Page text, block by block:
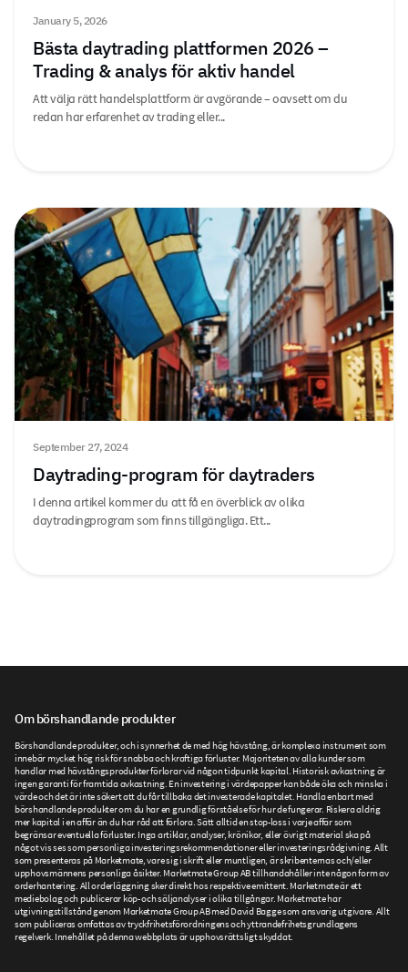
January 5, 2026
Bästa daytrading plattformen 2026 –
Trading & analys för aktiv handel
Att välja rätt handelsplattform är avgörande – oavsett om du
redan har erfarenhet av trading eller...
September 27, 2024
Daytrading-program för daytraders
I denna artikel kommer du att få en överblick av olika
daytradingprogram som finns tillgängliga. Ett...
Om börshandlande produkter
Börshandlande produkter, och i synnerhet de med hög hävstång, är komplexa instrument som
innebär mycket hög risk för snabba och kraftiga förluster. Majoriteten av alla kunder som
handlar med hävstångsprodukter förlorar vid någon tidpunkt kapital. Historisk avkastning är
ingen garanti för framtida avkastning. En investering i värdepapper kan både öka och minska i
värde och det är inte säkert att du får tillbaka det investerade kapitalet. Handla enbart med
börshandlande produkter om du har en grundlig förståelse för hur de fungerar. Riskera aldrig
mer kapital i en affär än du har råd att förlora. Sätt alltid en stop-loss i varje affär som
begränsar eventuella förluster. Inga artiklar, analyser, krönikor, eller övrigt material ska på
något vis ses som personliga investeringsrekommendationer eller investeringsrådgivning. Allt
som presenteras på Marketmate, vare sig i skrift eller muntligen, är skribenternas och/eller
upphovsmännens personliga åsikter. Marketmate Group AB tillhandahåller inte någon form av
orderhantering. All orderläggning sker direkt hos respektive emittent. Marketmate är ett
mediebolag och publicerar köp- och säljanalyser i olika tillgångar. Marketmate har
utgivningstillstånd genom Marketmate Group AB med David Bagge som ansvarig utgivare. Allt
som publiceras omfattas av tryckfrihetsförordningens och yttrandefrihetsgrundlagens
regelverk. Innehållet på denna webbplats är upphovsrättsligt skyddat.